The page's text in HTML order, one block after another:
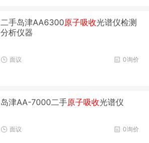
二手岛津AA6300原子吸收光谱仪检测
分析仪器
0询价
面议
岛津AA-7000二手原子吸收光谱仪
0询价
面议